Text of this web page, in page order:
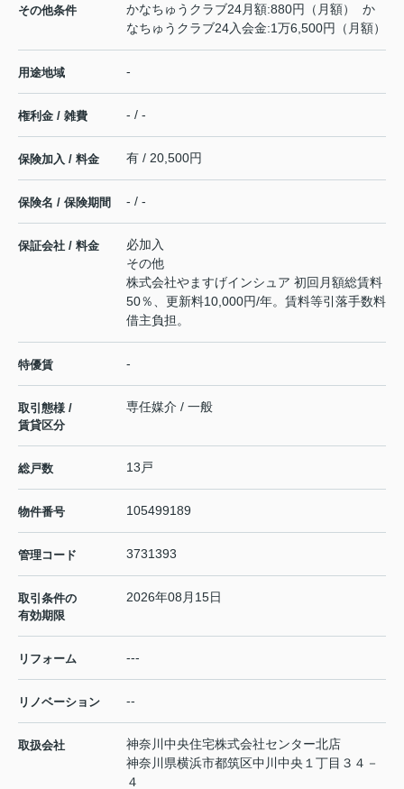
その他条件
かなちゅうクラブ24月額:880円（月額） か
なちゅうクラブ24入会金:1万6,500円（月額）
用途地域 -
権利金 / 雑費 - / -
保険加入 / 料金 有 / 20,500円
保険名 / 保険期間 - / -
保証会社 / 料金
必加入
その他
株式会社やますげインシュア 初回月額総賃料
50％、更新料10,000円/年。賃料等引落手数料
借主負担。
特優賃 -
取引態様 /
賃貸区分
専任媒介 / 一般
総戸数 13戸
物件番号 105499189
管理コード 3731393
取引条件の
有効期限
2026年08月15日
リフォーム ---
リノベーション --
取扱会社
神奈川中央住宅株式会社センター北店
神奈川県横浜市都筑区中川中央１丁目３４－
４